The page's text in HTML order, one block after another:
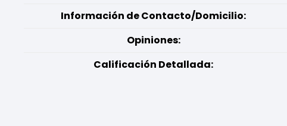
Información de Contacto/Domicilio:
Opiniones:
Calificación Detallada: